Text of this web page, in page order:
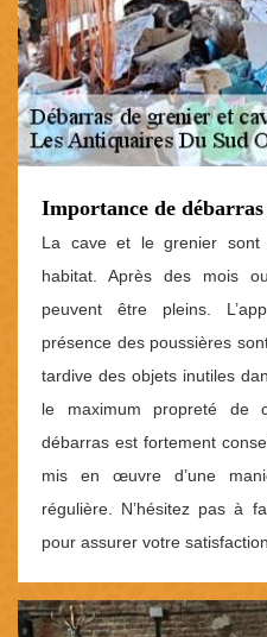
Importance de
La cave et le grenier sont
habitat. Après des mois
peuvent être pleins.
présence des poussières
tardive des objets inutiles
le maximum propreté de
débarras est fortement
mis en œuvre d’une
régulière. N’hésitez pas à
pour assurer votre